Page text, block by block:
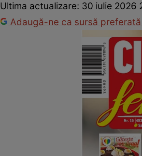
Ultima actualizare: 30 iulie 2026
Adaugă-ne ca sursă preferată